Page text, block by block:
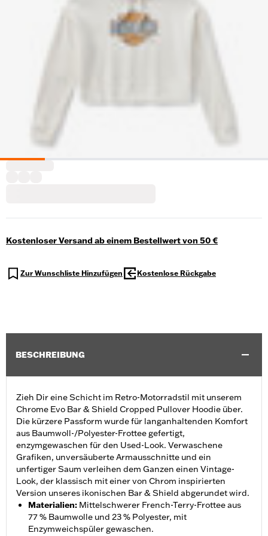
Kostenloser Versand ab einem Bestellwert von 50 €
Zur Wunschliste Hinzufügen Kostenlose Rückgabe
BESCHREIBUNG
Zieh Dir eine Schicht im Retro-Motorradstil mit unserem
Chrome Evo Bar & Shield Cropped Pullover Hoodie über.
Die kürzere Passform wurde für langanhaltenden Komfort
aus Baumwoll-/Polyester-Frottee gefertigt,
enzymgewaschen für den Used-Look. Verwaschene
Grafiken, unversäuberte Armausschnitte und ein
unfertiger Saum verleihen dem Ganzen einen Vintage-
Look, der klassisch mit einer von Chrom inspirierten
Version unseres ikonischen Bar & Shield abgerundet wird.
Materialien: Mittelschwerer French-Terry-Frottee aus
77 % Baumwolle und 23 % Polyester, mit
Enzymweichspüler gewaschen.